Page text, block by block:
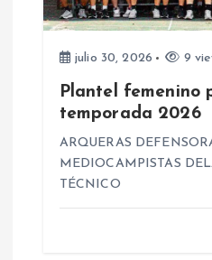
julio 30, 2026 9
Plantel femenino
temporada 2026
ARQUERAS
MEDIOCAMPISTAS
TÉCNICO